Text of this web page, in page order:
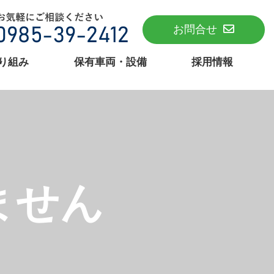
お問合せ
組み 保有車両・設備 採用情報
せん